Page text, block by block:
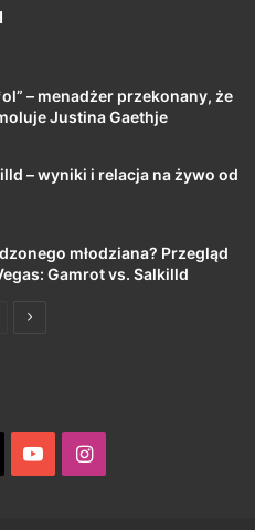
– menadżer przekonany, że
Justina Gaethje
– wyniki i relacja na żywo od
młodziana? Przegląd
Gamrot vs. Salkilld
Następna
YouTubeInstagram